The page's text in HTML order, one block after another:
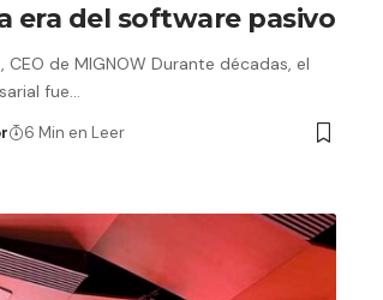
era del software pasivo
CEO de MIGNOW Durante décadas, el
fue…
6 Min en Leer